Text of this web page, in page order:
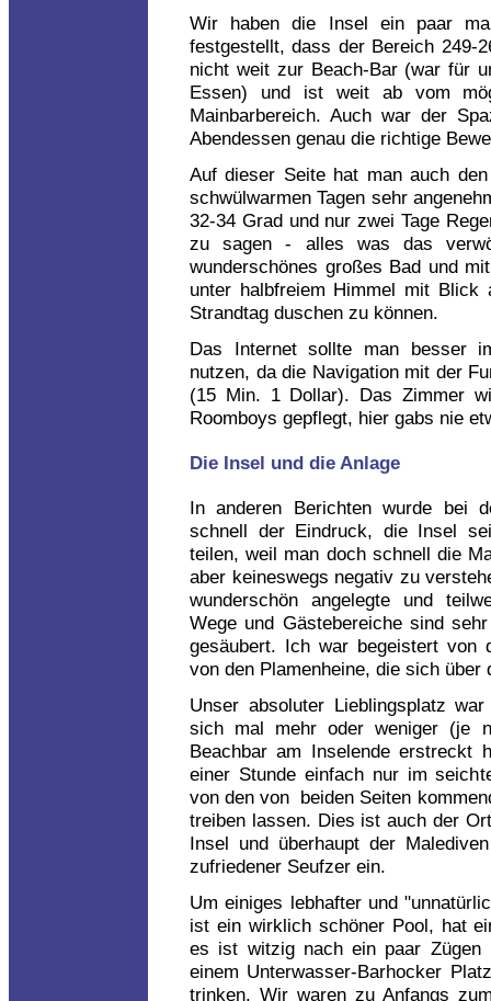
Wir haben die Insel ein paar
festgestellt, dass der Bereich 249-
nicht weit zur Beach-Bar (war für
Essen) und ist weit ab vom
Mainbarbereich. Auch war der
Abendessen genau die richtige
Auf dieser Seite hat man auch
schwülwarmen Tagen sehr
32-34 Grad und nur zwei Tage
zu sagen - alles was das
wunderschönes großes Bad und
unter halbfreiem Himmel mit Blick
Strandtag duschen zu können.
Das Internet sollte man besser
nutzen, da die Navigation mit der
(15 Min. 1 Dollar). Das Zimmer
Roomboys gepflegt, hier gabs nie
Die Insel und die Anlage
In anderen Berichten wurde bei
schnell der Eindruck, die Insel
teilen, weil man doch schnell die
aber keineswegs negativ zu
wunderschön angelegte und
Wege und Gästebereiche sind
gesäubert. Ich war begeistert von
von den Plamenheine, die sich
Unser absoluter Lieblingsplatz
sich mal mehr oder weniger (je
Beachbar am Inselende
einer Stunde einfach nur im
von den von beiden Seiten
treiben lassen. Dies ist auch der
Insel und überhaupt der
zufriedener Seufzer ein.
Um einiges lebhafter und
ist ein wirklich schöner Pool, hat
es ist witzig nach ein paar
einem Unterwasser-Barhocker
trinken. Wir waren zu Anfangs